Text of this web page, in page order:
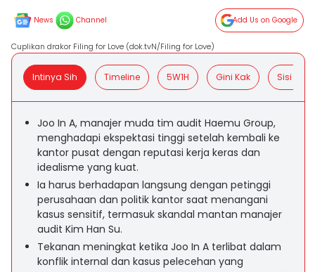
News Channel Add Us on Google
Cuplikan drakor Filing for Love (dok.tvN/Filing for Love)
Intinya Sih Timeline 5W1H Gini Kak Sisi
Joo In A, manajer muda tim audit Haemu Group,
menghadapi ekspektasi tinggi setelah kembali ke
kantor pusat dengan reputasi kerja keras dan
idealisme yang kuat.
Ia harus berhadapan langsung dengan petinggi
perusahaan dan politik kantor saat menangani
kasus sensitif, termasuk skandal mantan manajer
audit Kim Han Su.
Tekanan meningkat ketika Joo In A terlibat dalam
konflik internal dan kasus pelecehan yang